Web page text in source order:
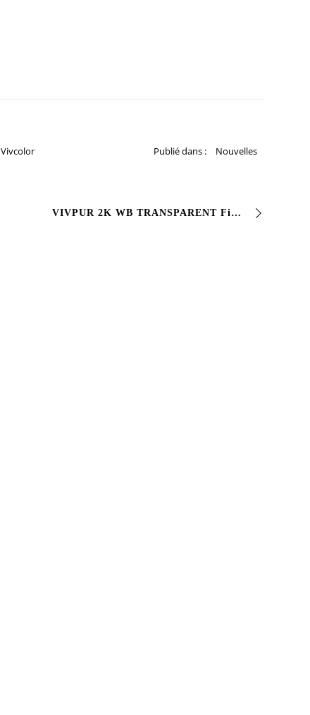
Vivcolor Publié dans : Nouvelles
VIVPUR 2K WB TRANSPARENT Finition polyuréthane bi-composant à base d’eau #transparente avec d’excellentes caractéristiques de #résistance aux agents atmosphériques et d’excellentes…